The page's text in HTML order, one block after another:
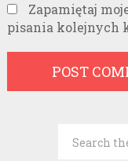
Zapamiętaj
pisania kolejnych